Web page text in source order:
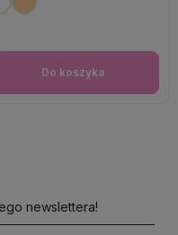
Do koszyka
newslettera!